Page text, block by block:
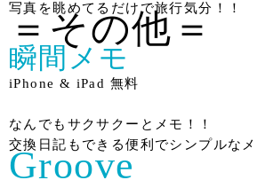
写真を眺めてるだけで旅行気分！！
＝その他＝
瞬間メモ
iPhone & iPad 無料
なんでもサクサクーとメモ！！
交換日記もできる便利でシンプルなメ
Groove